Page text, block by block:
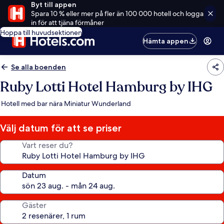
Byt till appen
Spara 10 % eller mer på fler än 100 000 hotell och logga
in för att tjäna förmåner
Hoppa till huvudsektionen
Hämta appen
Se alla boenden
Ruby Lotti Hotel Hamburg by IHG
Hotell med bar nära Miniatur Wunderland
Välj datum för att se priser
Vart reser du?
Datum
Gäster